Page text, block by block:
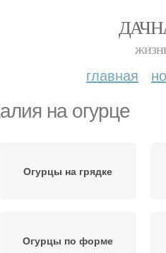
главная
на огурце
Огурцы на грядке
Огурцы по форме